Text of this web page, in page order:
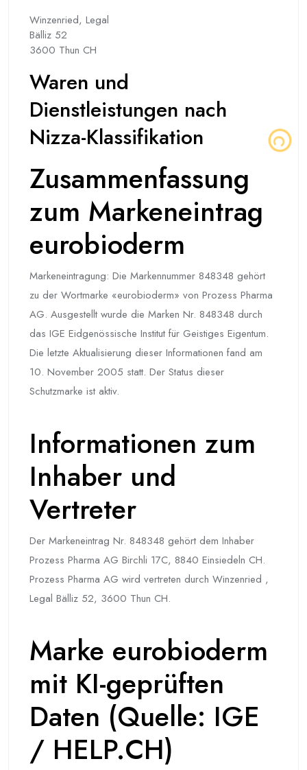
Winzenried, Legal
Bälliz 52
3600 Thun CH
Waren und
Dienstleistungen nach
Nizza-Klassifikation
Zusammenfassung
zum Markeneintrag
eurobioderm
Markeneintragung: Die Markennummer 848348 gehört
zu der Wortmarke «eurobioderm» von Prozess Pharma
AG. Ausgestellt wurde die Marken Nr. 848348 durch
das IGE Eidgenössische Institut für Geistiges Eigentum.
Die letzte Aktualisierung dieser Informationen fand am
10. November 2005 statt. Der Status dieser
Schutzmarke ist aktiv.
Informationen zum
Inhaber und
Vertreter
Der Markeneintrag Nr. 848348 gehört dem Inhaber
Prozess Pharma AG Birchli 17C, 8840 Einsiedeln CH.
Prozess Pharma AG wird vertreten durch Winzenried ,
Legal Bälliz 52, 3600 Thun CH.
Marke eurobioderm
mit KI-geprüften
Daten (Quelle: IGE
/ HELP.CH)